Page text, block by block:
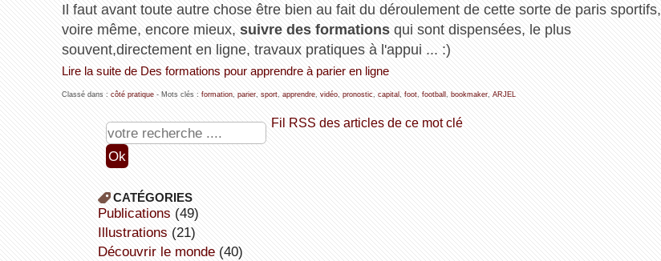
Il faut avant toute autre chose être bien au fait du déroulement de cette sorte de paris sportifs,
voire même, encore mieux, suivre des formationsqui sont dispensées, le plus
souvent,directement en ligne, travaux pratiques à l'appui ... :)
Lire la suite de Des formations pour apprendre à parier en ligne
Classé dans : côté pratique- Mots clés : formation, parier, sport, apprendre, vidéo, pronostic, capital , foot, football , bookmaker, ARJEL
Fil RSS des articles de ce mot clé
CATÉGORIES
publications (49)
illustrations (21)
découvrir le monde(40)